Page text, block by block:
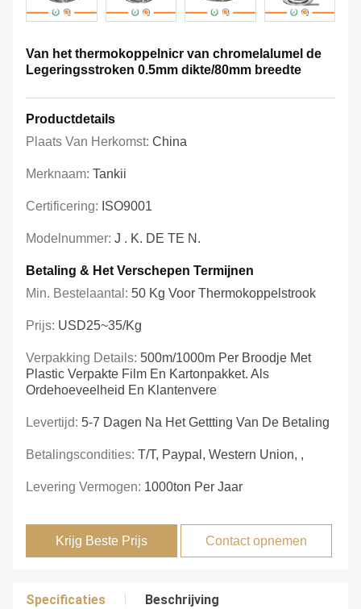
Van het thermokoppelnicr van chromelalumel de
Legeringsstroken 0.5mm dikte/80mm breedte
Productdetails
Plaats Van Herkomst: China
Merknaam: Tankii
Certificering: ISO9001
Modelnummer: J . K. DE TE N.
Betaling & Het Verschepen Termijnen
Min. Bestelaantal: 50 Kg Voor Thermokoppelstrook
Prijs: USD25~35/kg
Verpakking Details: 500m/1000m Per Broodje Met
Plastic Verpakte Film En Kartonpakket. Als
Ordehoeveelheid En Klantenvere
Levertijd: 5-7 Dagen Na Het Gettting Van De Betaling
Betalingscondities: T/T, Paypal, Western Union, ,
Levering Vermogen: 1000ton Per Jaar
Krijg Beste Prijs Contact opnemen
Specificaties Beschrijving